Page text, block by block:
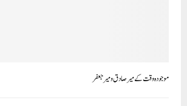
موجودہ وقت کے میر صادق و میر جعفر